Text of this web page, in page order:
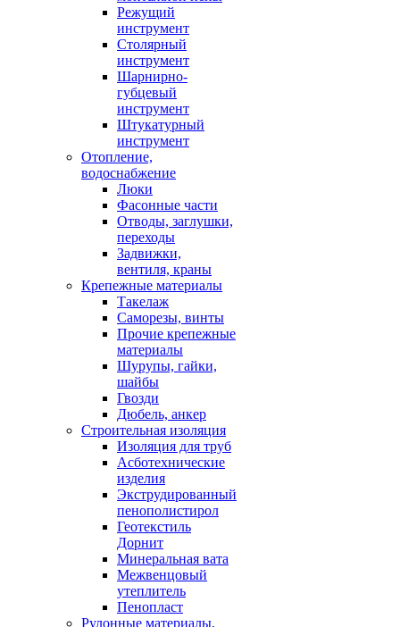
Режущий
инструмент
Столярный
инструмент
Шарнирно-
губцевый
инструмент
Штукатурный
инструмент
Отопление,
водоснабжение
Люки
Фасонные части
Отводы, заглушки,
переходы
Задвижки,
вентиля, краны
Крепежные материалы
Такелаж
Саморезы, винты
Прочие крепежные
материалы
Шурупы, гайки,
шайбы
Гвозди
Дюбель, анкер
Строительная изоляция
Изоляция для труб
Асботехнические
изделия
Экструдированный
пенополистирол
Геотекстиль
Дорнит
Минеральная вата
Межвенцовый
утеплитель
Пенопласт
Рулонные материалы,